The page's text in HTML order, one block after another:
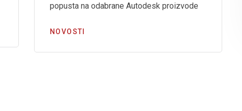
popusta na odabrane Autodesk proizvode
NOVOSTI